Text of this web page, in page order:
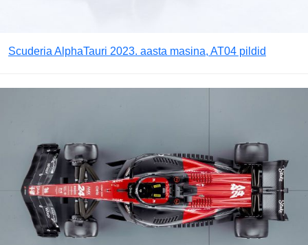
Scuderia AlphaTauri 2023. aasta masina, AT04 pildid